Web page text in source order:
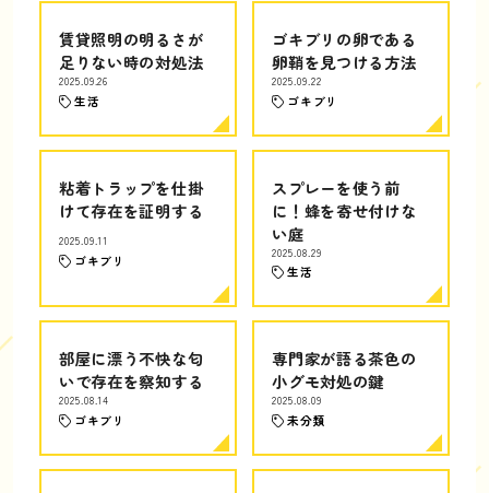
賃貸照明の明るさが
足りない時の対処法
2025.09.26
生活
ゴキブリの卵である
卵鞘を見つける方法
2025.09.22
ゴキブリ
粘着トラップを仕掛
けて存在を証明する
2025.09.11
ゴキブリ
スプレーを使う前
に！蜂を寄せ付けな
い庭
2025.08.29
生活
部屋に漂う不快な匂
いで存在を察知する
2025.08.14
ゴキブリ
専門家が語る茶色の
小グモ対処の鍵
2025.08.09
未分類